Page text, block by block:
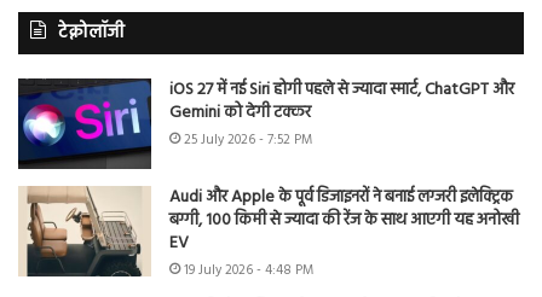
टेक्नोलॉजी
iOS 27 में नई Siri होगी पहले से ज्यादा स्मार्ट, ChatGPT और
Gemini को देगी टक्कर
25 July 2026 - 7:52 PM
Audi और Apple के पूर्व डिजाइनरों ने बनाई लग्जरी इलेक्ट्रिक
बग्गी, 100 किमी से ज्यादा की रेंज के साथ आएगी यह अनोखी
EV
19 July 2026 - 4:48 PM